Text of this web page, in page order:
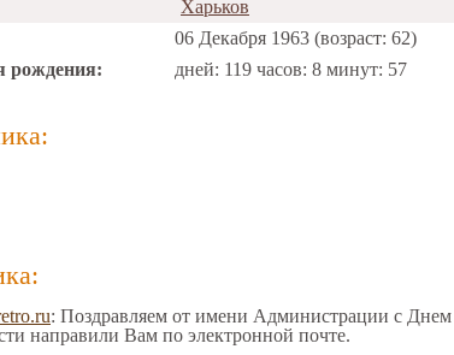
Харьков
06 Декабря 1963 (возраст: 62)
рождения:
дней: 119 часов: 8 минут: 57
: Поздравляем от имени Администрации с
направили Вам по электронной почте.